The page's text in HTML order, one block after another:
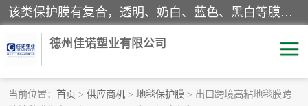
该类保护膜有复合，透明、奶白、蓝色、黑白等膜型。特高粘，高粘，中高粘，中粘，中低粘，低粘等。对于不同的粘力要求有相应的产品相适配。无胶渍残留污染。在较宽的收卷幅度下平整无皱纹，收卷长度大，利于机械化及自动化施工粘贴。为您的产品提供的表面保护解决方案。 产品广泛适用于：铝材、不锈钢、金属、塑料、电子、家电、家具、玻璃、化工材料、装饰材料等。
德州佳诺塑业有限公司
当前位置： 首页 > 供应商机 > 地毯保护膜 > 出口跨境高粘地毯膜跨